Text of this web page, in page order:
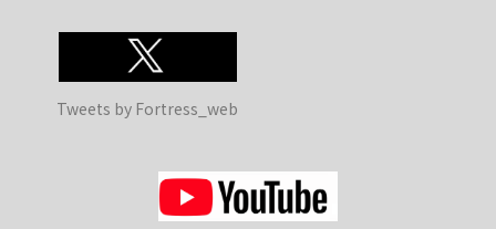
Tweets by Fortress_web